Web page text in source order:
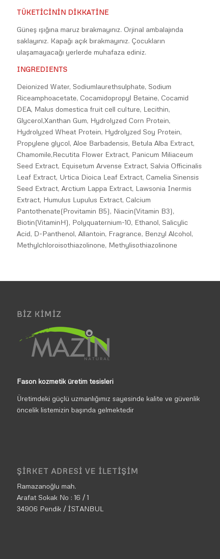
TÜKETİCİNİN DİKKATİNE
Güneş ışığına maruz bırakmayınız. Orjinal ambalajında
saklayınız. Kapağı açık bırakmayınız. Çocukların
ulaşamayacağı yerlerde muhafaza ediniz.
INGREDIENTS
Deionized Water, Sodiumlaurethsulphate, Sodium
Riceamphoacetate, Cocamidopropyl Betaine, Cocamid
DEA, Malus domestica fruit cell culture, Lecithin,
Glycerol,Xanthan Gum, Hydrolyzed Corn Protein,
Hydrolyzed Wheat Protein, Hydrolyzed Soy Protein,
Propylene glycol, Aloe Barbadensis, Betula Alba Extract,
Chamomile,Recutita Flower Extract, Panicum Miliaceum
Seed Extract, Equisetum Arvense Extract, Salvia Officinalis
Leaf Extract, Urtica Dioica Leaf Extract, Camelia Sinensis
Seed Extract, Arctium Lappa Extract, Lawsonia Inermis
Extract, Humulus Lupulus Extract, Calcium
Pantothenate(Provitamin B5), Niacin(Vitamin B3),
Biotin(VitaminH), Polyquaternium-10, Ethanol, Salicylic
Acid, D-Panthenol, Allantoin, Fragrance, Benzyl Alcohol,
Methylchloroisothiazolinone, Methylisothiazolinone
BIZ KIMIZ
Fason kozmetik üretim tesisleri
Üretimdeki güçlü uzmanlığımız sayesinde kalite ve güvenlik
öncelik listemizin başında gelmektedir
ŞIRKET ADRESI VE İLETIŞIM
Ramazanoğlu mah.
Arafat Sokak No : 16 / 1
34906 Pendik / İSTANBUL